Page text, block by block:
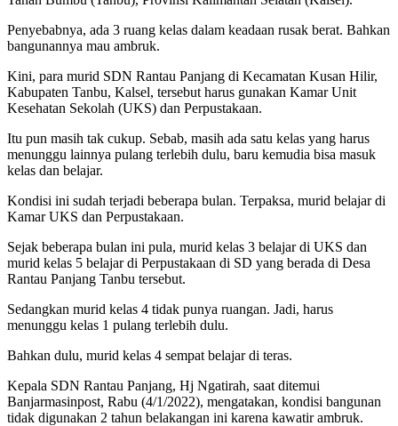
Penyebabnya, ada 3 ruang kelas dalam keadaan rusak berat. Bahkan
bangunannya mau ambruk.
Kini, para murid SDN Rantau Panjang di Kecamatan Kusan Hilir,
Kabupaten Tanbu, Kalsel, tersebut harus gunakan Kamar Unit
Kesehatan Sekolah (UKS) dan Perpustakaan.
Itu pun masih tak cukup. Sebab, masih ada satu kelas yang harus
menunggu lainnya pulang terlebih dulu, baru kemudia bisa masuk
kelas dan belajar.
Kondisi ini sudah terjadi beberapa bulan. Terpaksa, murid belajar di
Kamar UKS dan Perpustakaan.
Sejak beberapa bulan ini pula, murid kelas 3 belajar di UKS dan
murid kelas 5 belajar di Perpustakaan di SD yang berada di Desa
Rantau Panjang Tanbu tersebut.
Sedangkan murid kelas 4 tidak punya ruangan. Jadi, harus
menunggu kelas 1 pulang terlebih dulu.
Bahkan dulu, murid kelas 4 sempat belajar di teras.
Kepala SDN Rantau Panjang, Hj Ngatirah, saat ditemui
Banjarmasinpost, Rabu (4/1/2022), mengatakan, kondisi bangunan
tidak digunakan 2 tahun belakangan ini karena kawatir ambruk.